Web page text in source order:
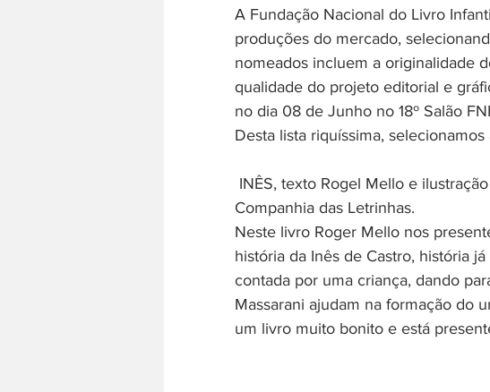
A Fundação Nacional do Livro
produções do mercado,
nomeados incluem a originalidade
qualidade do projeto editorial e
no dia 08 de Junho no 18º Salão
Desta lista riquíssima,
INÊS, texto Rogel Mello e
Companhia das Letrinhas.
Neste livro Roger Mello nos
história da Inês de Castro, história
contada por uma criança, dando
Massarani ajudam na formação do
um livro muito bonito e está